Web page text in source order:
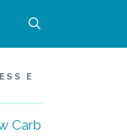
E
Carb